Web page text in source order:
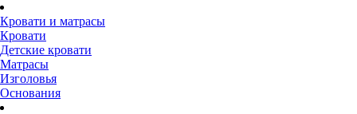
Кровати и матрасы
Кровати
Детские кровати
Матрасы
Изголовья
Основания